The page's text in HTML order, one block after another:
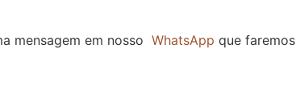
mensagem em nosso WhatsApp que faremos